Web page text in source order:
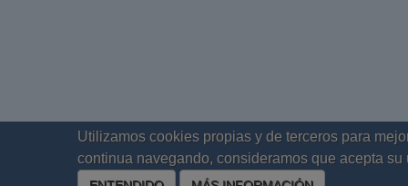
Utilizamos cookies propias y de terceros para
continua navegando, consideramos que acepta su